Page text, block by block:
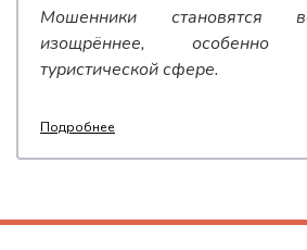
Мошенники становятся
изощрённее, особенно
туристической сфере.
Подробнее